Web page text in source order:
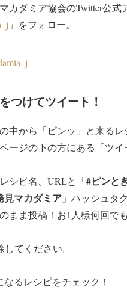
カダミア協会のTwitter公式
」をフォロー。
つけてツイート！
の中から「ピンッ」と来るレ
ージの下の方にある「ツイ
シピ名、URLと「#ピンと
見マカダミア 」ハッシュタ
まま投稿！お1人様何回で
てください。
なるレシピをチェック！